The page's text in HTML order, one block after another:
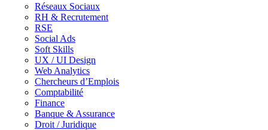
Réseaux Sociaux
RH & Recrutement
RSE
Social Ads
Soft Skills
UX / UI Design
Web Analytics
Chercheurs d’Emplois
Comptabilité
Finance
Banque & Assurance
Droit / Juridique